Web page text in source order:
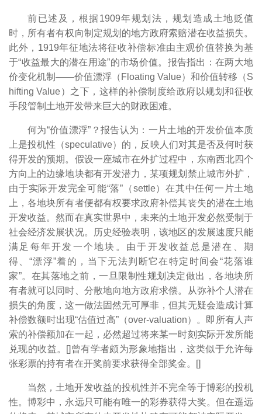
前已述及，根据1909年规划法，规划造成土地贬值
时，所有者有权向制定规划的地方政府索赔潜在收益损失。
此外，1919年征地法将征收补偿标准由主观价值替换为基
于“收益最大的潜在用途”的市场价值。报告指出：在两大地
价变化机制――价值漂浮（Floating Value）和价值转移（S
hifting Value）之下，这样的补偿制度给政府以规划和征收
手段管制土地开发带来巨大的财政困难。
何为“价值漂浮”？报告认为：一片土地的开发价值本质
上是投机性（speculative）的，反映人们对其是否及何时获
得开发的预期。假设一座城市在外扩过程中，东南西北四个
方向上的边缘地块都有开发潜力，某项规划禁止城市外扩，
由于实际开发完全可能“落”（settle）在其中任何一片土地
上，各地块所有者便都有权要求政府补偿其丧失的潜在土地
开发收益。然而在真实世界中，未来的土地开发必然受制于
社会经济发展状况。历史经验表明，该地区的发展速度只能
满足每年开发一个地块。由于开发收益总是潜在、期
得、“漂浮”着的，当下无法判断它在特定时间会“花落谁
家”。在其落地之前，一旦限制性规划决定做出，各地块所
有者就可以同时、分散地向地方政府求偿。从弥补个人潜在
损失的角度，这一做法固然无可厚非，但其无疑会造成计算
补偿数额时出现“估值过高”（over-valuation）。即所有人声
索的补偿额加在一起，必然超过将来某一时刻实际开发所能
兑现的收益。[]曾有学者颇为形象地指出，这类似于允许每
张彩票的持有者在开奖前要求获得全部奖金。[]
当然，土地开发收益的投机性并不完全等于博彩的投机
性。博彩中，永远只可能有唯一的彩券获得大奖。但在遥远